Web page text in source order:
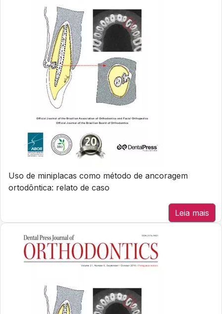
Uso de miniplacas como método de ancoragem
ortodôntica: relato de caso
Leia mais